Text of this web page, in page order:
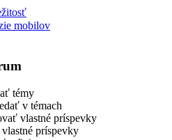
mobilov
témy
v témach
vlastné príspevky
príspevky